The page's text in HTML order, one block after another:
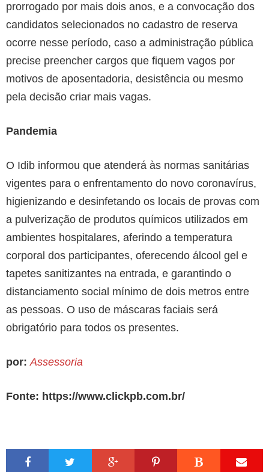
prorrogado por mais dois anos, e a convocação dos
candidatos selecionados no cadastro de reserva
ocorre nesse período, caso a administração pública
precise preencher cargos que fiquem vagos por
motivos de aposentadoria, desistência ou mesmo
pela decisão criar mais vagas.
Pandemia
O Idib informou que atenderá às normas sanitárias
vigentes para o enfrentamento do novo coronavírus,
higienizando e desinfetando os locais de provas com
a pulverização de produtos químicos utilizados em
ambientes hospitalares, aferindo a temperatura
corporal dos participantes, oferecendo álcool gel e
tapetes sanitizantes na entrada, e garantindo o
distanciamento social mínimo de dois metros entre
as pessoas. O uso de máscaras faciais será
obrigatório para todos os presentes.
por:Assessoria
Fonte: https://www.clickpb.com.br/